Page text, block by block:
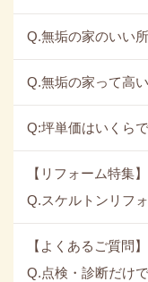
Q.無垢の家のいい
Q.無垢の家って高
Q:坪単価はいくら
【リフォーム特集】
Q.スケルトンリフ
【よくあるご質問】
Q.点検・診断だけ